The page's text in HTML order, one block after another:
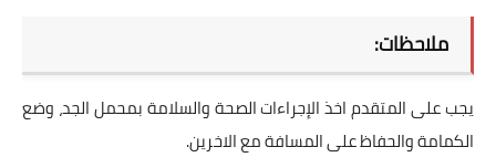
ملاحظات:
يجب على المتقدم اخذ الإجراءات الصحة والسلامة بمحمل الجد، وضع
الكمامة والحفاظ على المسافة مع الاخرين.